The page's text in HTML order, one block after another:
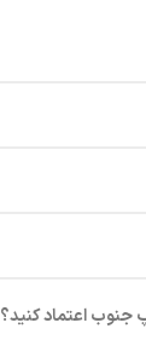
جنوب اعتماد کنید؟